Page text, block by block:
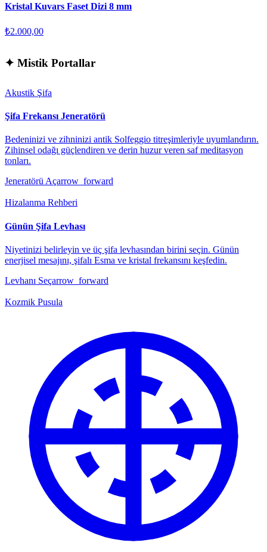
Kristal Kuvars Faset Dizi 8 mm
₺2.000,00
✦ Mistik Portallar
Akustik Şifa
Şifa Frekansı Jeneratörü
Bedeninizi ve zihninizi antik Solfeggio titreşimleriyle uyumlandırın.
Zihinsel odağı güçlendiren ve derin huzur veren saf meditasyon
tonları.
Jeneratörü Açarrow_forward
Hizalanma Rehberi
Günün Şifa Levhası
Niyetinizi belirleyin ve üç şifa levhasından birini seçin. Günün
enerjisel mesajını, şifalı Esma ve kristal frekansını keşfedin.
Levhanı Seçarrow_forward
Kozmik Pusula